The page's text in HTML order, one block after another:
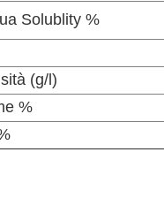
Solublity %
(g/l)
%